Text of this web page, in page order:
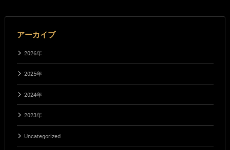
アーカイブ
2026年
2025年
2024年
2023年
Uncategorized